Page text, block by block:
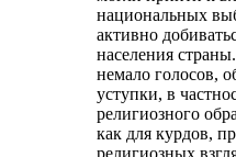
национальных
активно
населения
немало голосов,
уступки, в
религиозного
как для курдов,
религиозных